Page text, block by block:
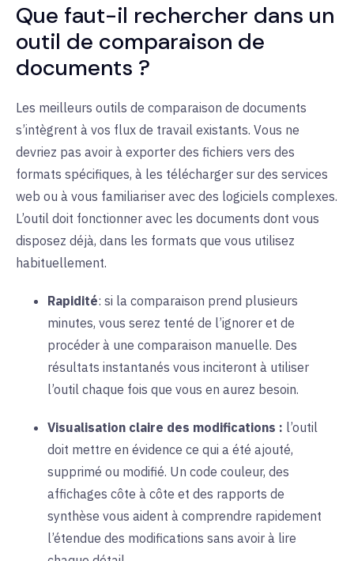
Que faut-il rechercher dans un
outil de comparaison de
documents ?
Les meilleurs outils de comparaison de documents
s’intègrent à vos flux de travail existants. Vous ne
devriez pas avoir à exporter des fichiers vers des
formats spécifiques, à les télécharger sur des services
web ou à vous familiariser avec des logiciels complexes.
L’outil doit fonctionner avec les documents dont vous
disposez déjà, dans les formats que vous utilisez
habituellement.
Rapidité: si la comparaison prend plusieurs
minutes, vous serez tenté de l’ignorer et de
procéder à une comparaison manuelle. Des
résultats instantanés vous inciteront à utiliser
l’outil chaque fois que vous en aurez besoin.
Visualisation claire des modifications : l’outil
doit mettre en évidence ce qui a été ajouté,
supprimé ou modifié. Un code couleur, des
affichages côte à côte et des rapports de
synthèse vous aident à comprendre rapidement
l’étendue des modifications sans avoir à lire